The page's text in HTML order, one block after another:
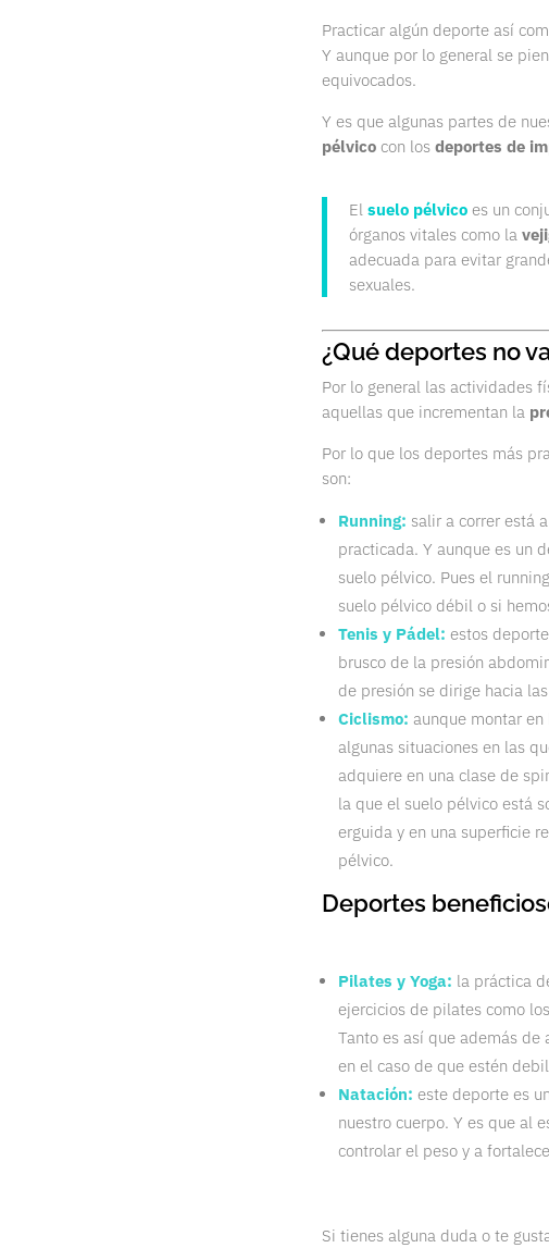
Practicar algún deporte así
Y aunque por lo general se
equivocados.
Y es que algunas partes de
pélvicocon los deportes de
El suelo pélvicoes un
órganos vitales como la
adecuada para evitar
sexuales.
¿Qué deportes no
Por lo general las actividades
aquellas que incrementan la
Por lo que los deportes más
son:
Running: salir a correr está
practicada. Y aunque es un
suelo pélvico. Pues el
suelo pélvico débil o si
Tenis y Pádel: estos
brusco de la presión
de presión se dirige hacia
Ciclismo: aunque montar
algunas situaciones en las
adquiere en una clase de
la que el suelo pélvico está
erguida y en una superficie
pélvico.
Deportes
Pilates y Yoga: la práctica
ejercicios de pilates como
Tanto es así que además
en el caso de que estén
Natación: este deporte es
nuestro cuerpo. Y es que al
controlar el peso y a
Si tienes alguna duda o te